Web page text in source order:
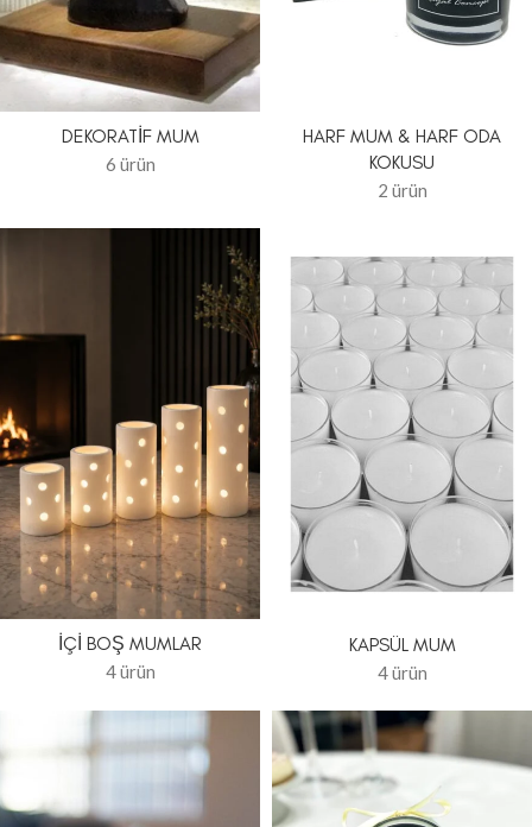
DEKORATIF MUM
6 ürün
HARF MUM & HARF ODA
KOKUSU
2 ürün
İÇI BOŞ MUMLAR
4 ürün
KAPSÜL MUM
4 ürün